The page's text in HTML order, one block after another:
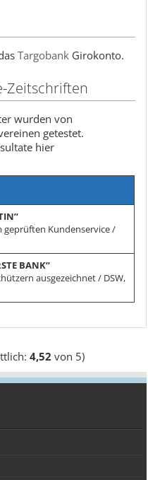
Targobank Girokonto.
Zeitschriften
wurden von
getestet.
hier
geprüften Kundenservice /
BANK”
ausgezeichnet / DSW,
4,52 von 5)